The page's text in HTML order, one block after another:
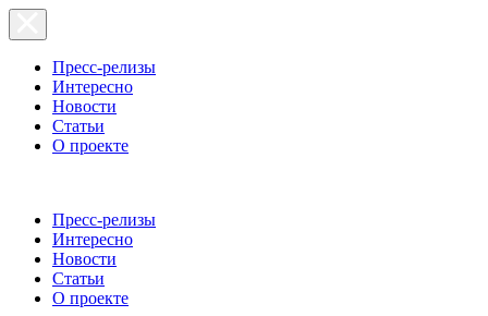
Пресс-релизы
Интересно
Новости
Статьи
О проекте
Пресс-релизы
Интересно
Новости
Статьи
О проекте